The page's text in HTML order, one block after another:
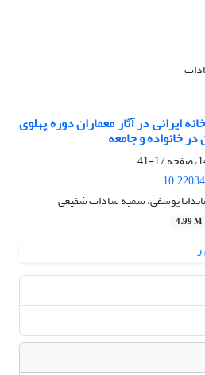
ایرانی در آثار معماران دوره پهلوی
خانواده و جامعه
17-41
ماندانا یوسفی، سمیه سادات شفیعی
4.99 M